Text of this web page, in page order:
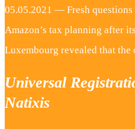
05.05.2021 — Fresh questions
Amazon’s tax planning after
Luxembourg revealed that
Universal
Natixis